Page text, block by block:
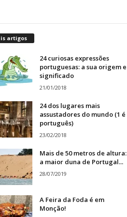
artigos
24 curiosas expressões
portuguesas: a sua origem e
significado
21/01/2018
24 dos lugares mais
assustadores do mundo (1 é
português)
23/02/2018
Mais de 50 metros de altura:
a maior duna de Portugal...
28/07/2019
A Feira da Foda é em
Monção!